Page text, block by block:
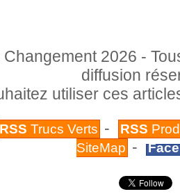
2026 -
diffusion
utiliser ces
RSS Trucs Verts - RSS
SiteMap -